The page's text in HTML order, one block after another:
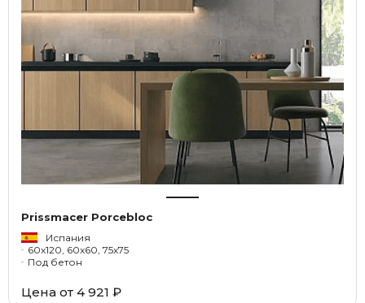
Prissmacer Porcebloc
Испания
60x120, 60x60, 75x75
Под бетон
Цена от 4 921 ₽